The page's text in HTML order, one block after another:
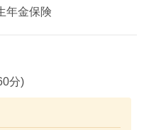
年金保険
分)